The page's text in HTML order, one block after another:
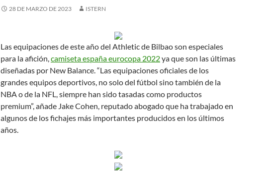
28 DE MARZO DE 2023 ISTERN
Las equipaciones de este año del Athletic de Bilbao son especiales
para la afición,camiseta españa eurocopa 2022ya que son las últimas
diseñadas por New Balance. “Las equipaciones oficiales de los
grandes equipos deportivos, no solo del fútbol sino también de la
NBA o de la NFL, siempre han sido tasadas como productos
premium”, añade Jake Cohen, reputado abogado que ha trabajado en
algunos de los fichajes más importantes producidos en los últimos
años.